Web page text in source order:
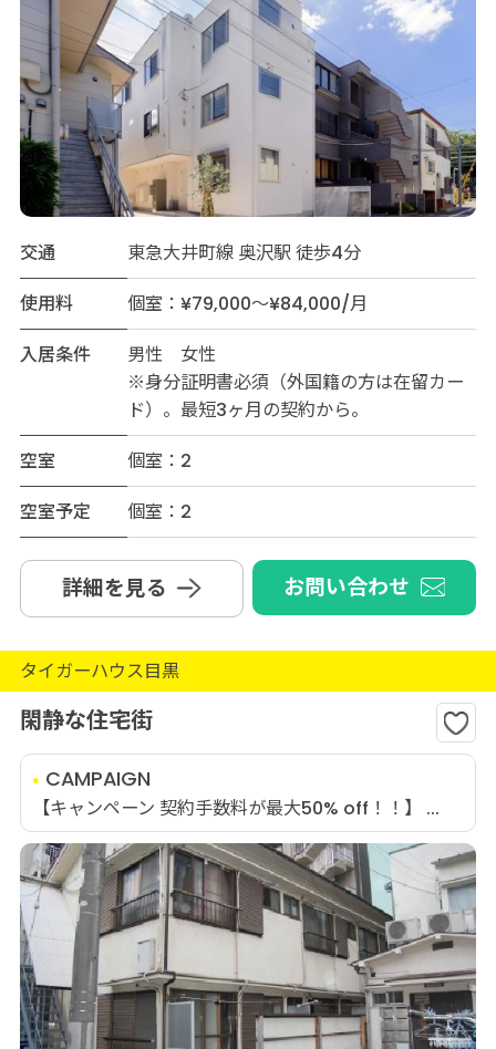
交通
東急大井町線 奥沢駅 徒歩4分
使用料
個室：¥79,000～¥84,000/月
入居条件
男性 女性
※身分証明書必須（外国籍の方は在留カー
ド）。最短3ヶ月の契約から。
空室
個室：2
空室予定
個室：2
詳細を見る お問い合わせ
タイガーハウス目黒
閑静な住宅街
CAMPAIGN
【キャンペーン 契約手数料が最大50% off！！】 ...